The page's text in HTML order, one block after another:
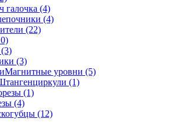
галочка (4)
(4)
(22)
(3)
(3)
Магнитные уровни (5)
(1)
(1)
(4)
(12)